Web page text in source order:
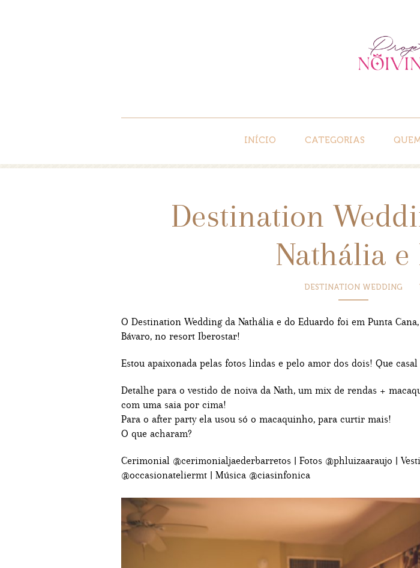
INÍCIO CATEGORIAS
Destination
Nathália
DESTINATION WEDDING
O Destination Wedding da Nathália e do Eduardo foi em Punta
Bávaro, no resort Iberostar!
Estou apaixonada pelas fotos lindas e pelo amor dos dois! Que
Detalhe para o vestido de noiva da Nath, um mix de rendas +
com uma saia por cima!
Para o after party ela usou só o macaquinho, para curtir mais!
O que acharam?
Cerimonial @cerimonialjaederbarretos | Fotos @phluizaaraujo |
@occasionateliermt | Música @ciasinfonica